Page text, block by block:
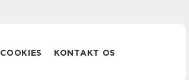
COOKIES KONTAKT OS